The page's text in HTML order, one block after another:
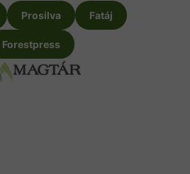
Prosilva Fatáj
Forestpress